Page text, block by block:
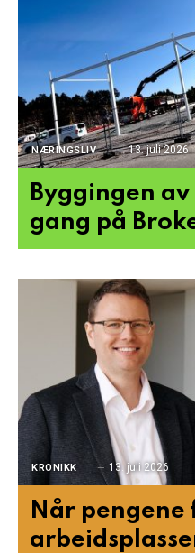
NÆRINGSLIV 13. juli 2026
Byggingen
gang på
KRONIKK 13. juli 2026
Når